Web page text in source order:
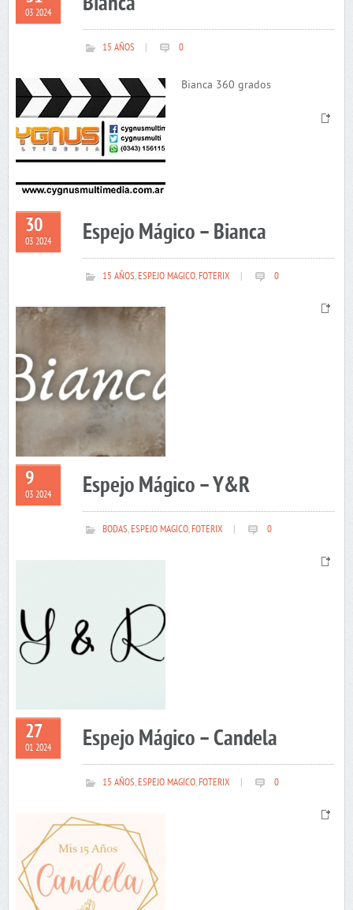
03 2024
15 AÑOS 0
Bianca 360 grados
30
03 2024 Espejo Mágico – Bianca
15 AÑOS,ESPEJO MAGICO,FOTERIX 0
9
03 2024 Espejo Mágico – Y&R
BODAS,ESPEJO MAGICO,FOTERIX 0
27
01 2024 Espejo Mágico – Candela
15 AÑOS,ESPEJO MAGICO,FOTERIX 0